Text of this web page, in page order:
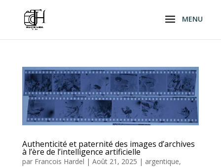
Authenticité et paternité des images d’archives
à l’ère de l’intelligence artificielle
par Francois Hardel | Août 21, 2025 | argentique,